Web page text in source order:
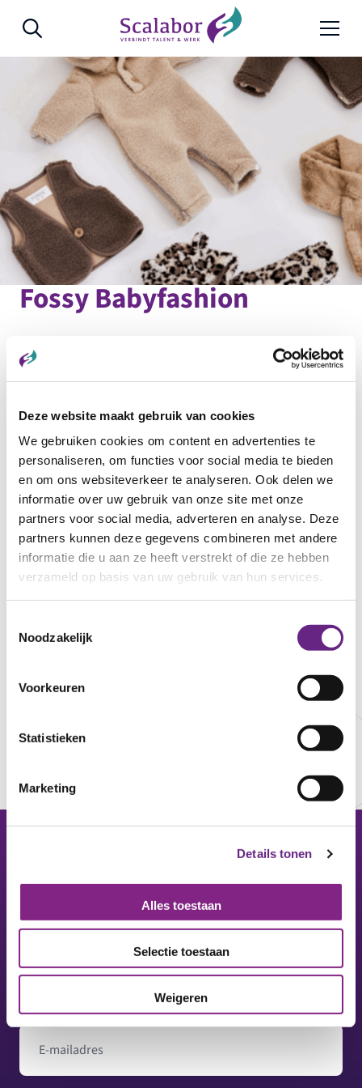
Deze website maakt gebruik van cookies
We gebruiken cookies om content en advertenties te
personaliseren, om functies voor social media te bieden
en om ons websiteverkeer te analyseren. Ook delen we
informatie over uw gebruik van onze site met onze
partners voor social media, adverteren en analyse. Deze
partners kunnen deze gegevens combineren met andere
informatie die u aan ze heeft verstrekt of die ze hebben
verzameld op basis van uw gebruik van hun services.
Noodzakelijk
Voorkeuren
Statistieken
Marketing
Details tonen
Alles toestaan
Selectie toestaan
Weigeren
Fossy Babyfashion
Fossy is een
klanten.
Overige partners
Footer
Op de hoogte blijven? Ontvang onze nieuwsbrief.
E-mailadres